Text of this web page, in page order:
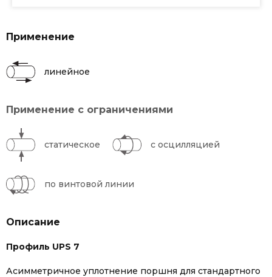
Применение
линейное
Применение с ограничениями
статическое с осцилляцией
по винтовой линии
Описание
Профиль UPS 7
Асимметричное уплотнение поршня для стандартного